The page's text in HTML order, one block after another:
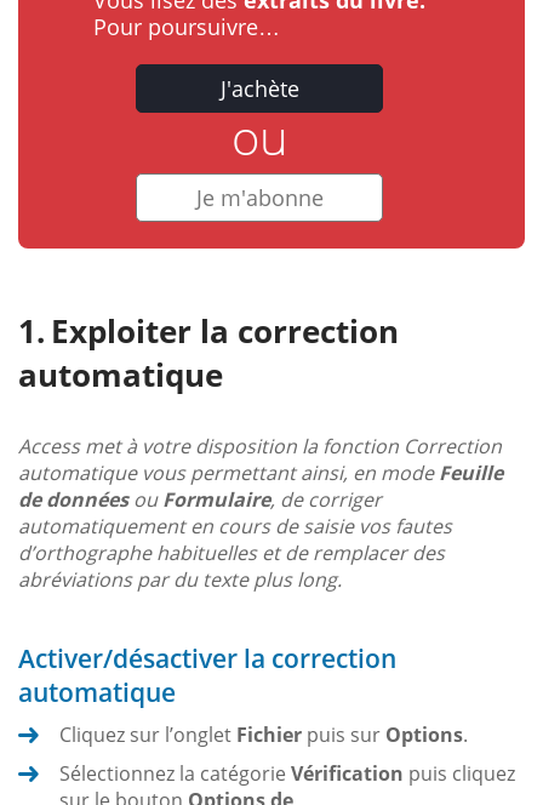
Pour poursuivre…
J'achète
ou
Je m'abonne
Exploiter la correction
automatique
Access met à votre disposition la fonction Correction
automatique vous permettant ainsi, en modeFeuille
de donnéesouFormulaire, de corriger
automatiquement en cours de saisie vos fautes
d’orthographe habituelles et de remplacer des
abréviations par du texte plus long.
Activer/désactiver la correction
automatique
Cliquez sur l’onglet Fichier puis sur Options.
Sélectionnez la catégorie Vérification puis cliquez